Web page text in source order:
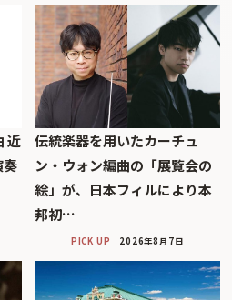
近
伝統楽器を用いたカーチュ
ン・ウォン編曲の「展覧会の
絵」が、日本フィルにより本
邦初…
PICK UP 2026年8月7日